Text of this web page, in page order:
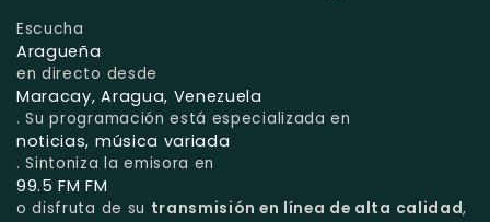
Escucha
Aragueña
en directo desde
Maracay, Aragua, Venezuela
. Su programación está especializada en
noticias, música variada
. Sintoniza la emisora en
99.5 FM FM
o disfruta de su transmisión en línea de alta calidad,